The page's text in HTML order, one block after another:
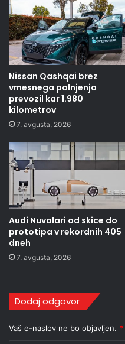
Nissan Qashqai brez
vmesnega polnjenja
prevozil kar 1.980
kilometrov
7. avgusta, 2026
Audi Nuvolari od skice do
prototipa v rekordnih 405
dneh
7. avgusta, 2026
Dodaj odgovor
Vaš e-naslov ne bo objavljen. *